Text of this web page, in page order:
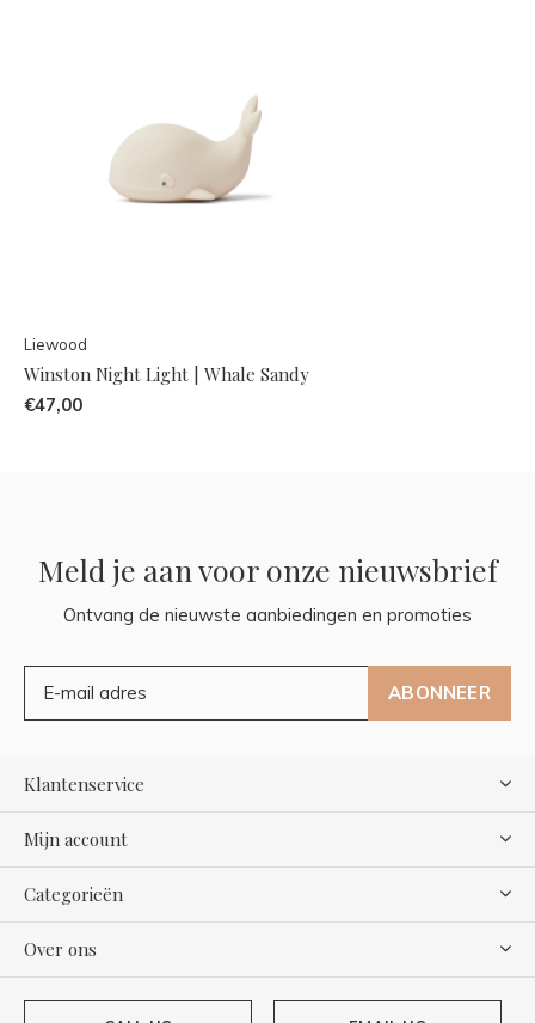
Liewood
Winston Night Light | Whale Sandy
€47,00
Meld je aan voor onze nieuwsbrief
Ontvang de nieuwste aanbiedingen en promoties
ABONNEER
Klantenservice
Mijn account
Categorieën
Over ons